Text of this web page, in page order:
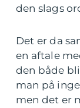
den slags
Det er da
en aftale
den både
man på
men det er